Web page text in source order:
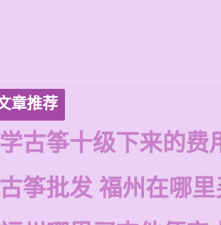
章推荐
学古筝十级下来的费
古筝批发 福州在哪